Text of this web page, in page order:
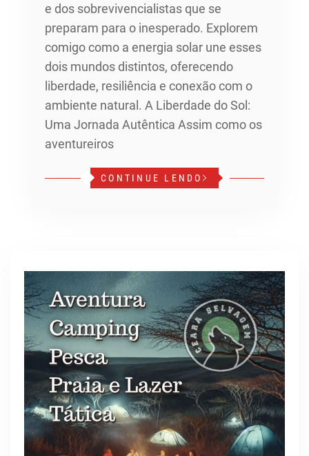
e dos sobrevivencialistas que se
preparam para o inesperado. Explorem
comigo como a energia solar une esses
dois mundos distintos, oferecendo
liberdade, resiliência e conexão com o
ambiente natural. A Liberdade do Sol:
Uma Jornada Autêntica Assim como os
aventureiros
CONTINUE LENDO